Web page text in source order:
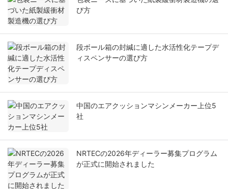
び方
段ボール箱の封緘に適した水活性化テープデ
ィスペンサーの選び方
中国のエアクッションマシンメーカー上位5
社
NRTECの2026年ディーラー募集プログラム
が正式に開始されました